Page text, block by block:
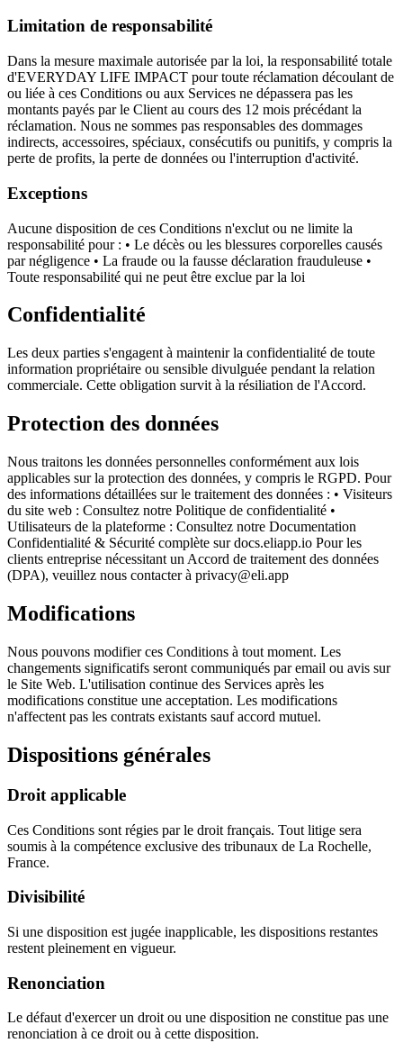
Limitation de responsabilité
Dans la mesure maximale autorisée par la loi, la responsabilité totale
d'EVERYDAY LIFE IMPACT pour toute réclamation découlant de
ou liée à ces Conditions ou aux Services ne dépassera pas les
montants payés par le Client au cours des 12 mois précédant la
réclamation. Nous ne sommes pas responsables des dommages
indirects, accessoires, spéciaux, consécutifs ou punitifs, y compris la
perte de profits, la perte de données ou l'interruption d'activité.
Exceptions
Aucune disposition de ces Conditions n'exclut ou ne limite la
responsabilité pour : • Le décès ou les blessures corporelles causés
par négligence • La fraude ou la fausse déclaration frauduleuse •
Toute responsabilité qui ne peut être exclue par la loi
Confidentialité
Les deux parties s'engagent à maintenir la confidentialité de toute
information propriétaire ou sensible divulguée pendant la relation
commerciale. Cette obligation survit à la résiliation de l'Accord.
Protection des données
Nous traitons les données personnelles conformément aux lois
applicables sur la protection des données, y compris le RGPD. Pour
des informations détaillées sur le traitement des données : • Visiteurs
du site web : Consultez notre Politique de confidentialité •
Utilisateurs de la plateforme : Consultez notre Documentation
Confidentialité & Sécurité complète sur docs.eliapp.io Pour les
clients entreprise nécessitant un Accord de traitement des données
(DPA), veuillez nous contacter à privacy@eli.app
Modifications
Nous pouvons modifier ces Conditions à tout moment. Les
changements significatifs seront communiqués par email ou avis sur
le Site Web. L'utilisation continue des Services après les
modifications constitue une acceptation. Les modifications
n'affectent pas les contrats existants sauf accord mutuel.
Dispositions générales
Droit applicable
Ces Conditions sont régies par le droit français. Tout litige sera
soumis à la compétence exclusive des tribunaux de La Rochelle,
France.
Divisibilité
Si une disposition est jugée inapplicable, les dispositions restantes
restent pleinement en vigueur.
Renonciation
Le défaut d'exercer un droit ou une disposition ne constitue pas une
renonciation à ce droit ou à cette disposition.